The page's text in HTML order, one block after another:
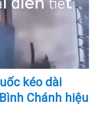
kéo dài
Chánh hiệu